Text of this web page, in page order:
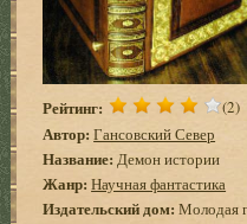
Рейтинг: (2)
Автор: Гансовский Север
Название: Демон истории
Жанр: Научная фантастика
Издательский дом: Молодая